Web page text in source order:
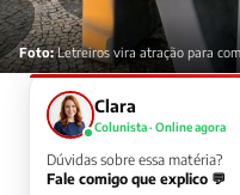
Foto:Letreiros vira atração para
Clara
Colunista · Online agora
Dúvidas sobre essa matéria?
Fale comigo que explico 💬